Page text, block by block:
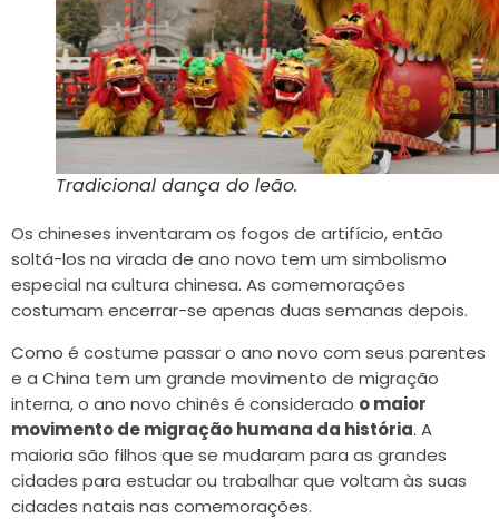
Tradicional dança do leão.
Os chineses inventaram os fogos de artifício, então
soltá-los na virada de ano novo tem um simbolismo
especial na cultura chinesa. As comemorações
costumam encerrar-se apenas duas semanas depois.
Como é costume passar o ano novo com seus parentes
e a China tem um grande movimento de migração
interna, o ano novo chinês é considerado o maior
movimento de migração humana da história. A
maioria são filhos que se mudaram para as grandes
cidades para estudar ou trabalhar que voltam às suas
cidades natais nas comemorações.